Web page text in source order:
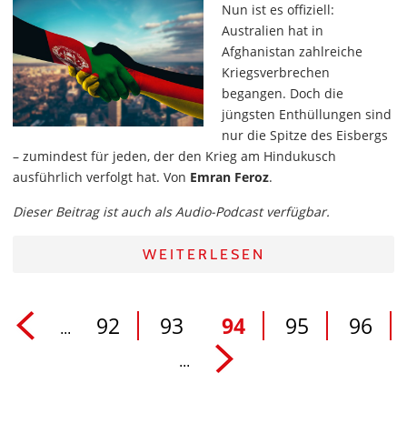
Nun ist es offiziell:
Australien hat in
Afghanistan zahlreiche
Kriegsverbrechen
begangen. Doch die
jüngsten Enthüllungen sind
nur die Spitze des Eisbergs
– zumindest für jeden, der den Krieg am Hindukusch
ausführlich verfolgt hat. Von Emran Feroz.
Dieser Beitrag ist auch als Audio-Podcast verfügbar.
WEITERLESEN
... 92 93 94 95 96
...